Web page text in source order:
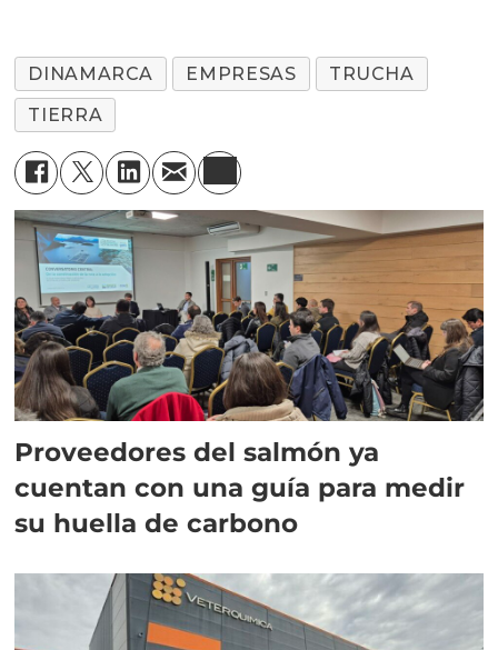
DINAMARCA EMPRESAS
TRUCHA
TIERRA
Proveedores del salmón ya
cuentan con una guía para medir
su huella de carbono